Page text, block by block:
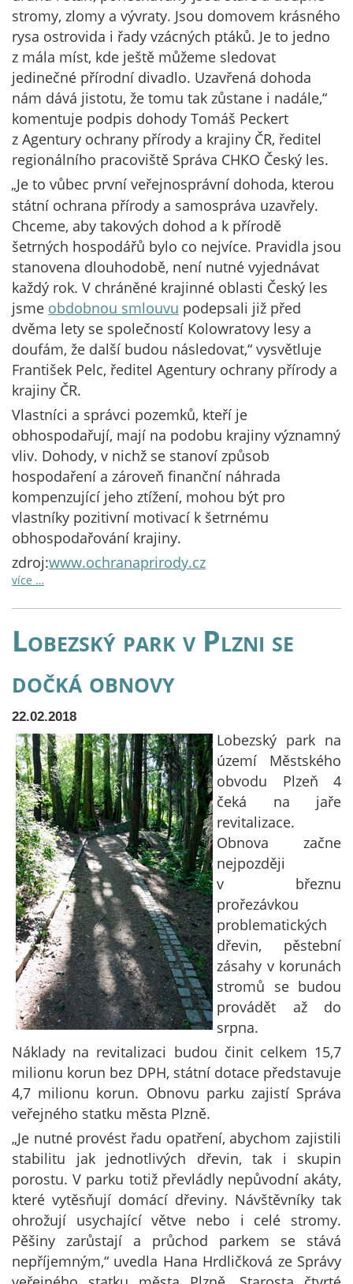
stromy, zlomy a vývraty. Jsou domovem krásného
rysa ostrovida i řady vzácných ptáků. Je to jedno
z mála míst, kde ještě můžeme sledovat
jedinečné přírodní divadlo. Uzavřená dohoda
nám dává jistotu, že tomu tak zůstane i nadále,“
komentuje podpis dohody Tomáš Peckert
z Agentury ochrany přírody a krajiny ČR, ředitel
regionálního pracoviště Správa CHKO Český les.
„Je to vůbec první veřejnosprávní dohoda, kterou
státní ochrana přírody a samospráva uzavřely.
Chceme, aby takových dohod a k přírodě
šetrných hospodářů bylo co nejvíce. Pravidla jsou
stanovena dlouhodobě, není nutné vyjednávat
každý rok. V chráněné krajinné oblasti Český les
jsme obdobnou smlouvu podepsali již před
dvěma lety se společností Kolowratovy lesy a
doufám, že další budou následovat,“ vysvětluje
František Pelc, ředitel Agentury ochrany přírody a
krajiny ČR.
Vlastníci a správci pozemků, kteří je
obhospodařují, mají na podobu krajiny významný
vliv. Dohody, v nichž se stanoví způsob
hospodaření a zároveň finanční náhrada
kompenzující jeho ztížení, mohou být pro
vlastníky pozitivní motivací k šetrnému
obhospodařování krajiny.
zdroj:www.ochranaprirody.cz
více …
Lobezský park v Plzni se
dočká obnovy
22.02.2018
Lobezský park na
území Městského
obvodu Plzeň 4
čeká na jaře
revitalizace.
Obnova začne
nejpozději
v březnu
prořezávkou
problematických
dřevin, pěstební
zásahy v korunách
stromů se budou
provádět až do
srpna.
Náklady na revitalizaci budou činit celkem 15,7
milionu korun bez DPH, státní dotace představuje
4,7 milionu korun. Obnovu parku zajistí Správa
veřejného statku města Plzně.
„Je nutné provést řadu opatření, abychom zajistili
stabilitu jak jednotlivých dřevin, tak i skupin
porostu. V parku totiž převládly nepůvodní akáty,
které vytěsňují domácí dřeviny. Návštěvníky tak
ohrožují usychající větve nebo i celé stromy.
Pěšiny zarůstají a průchod parkem se stává
nepříjemným,“ uvedla Hana Hrdličková ze Správy